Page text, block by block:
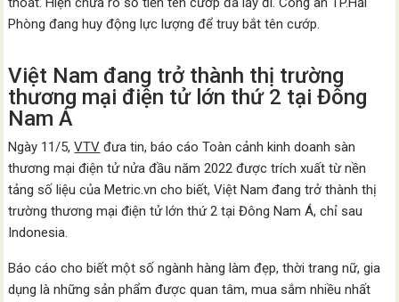
Phòng đang huy động lực lượng để truy bắt tên cướp.
Việt Nam đang trở thành thị trường
thương mại điện tử lớn thứ 2 tại Đông
Nam Á
Ngày 11/5,VTV đưa tin, báo cáo Toàn cảnh kinh doanh sàn
thương mại điện tử nửa đầu năm 2022 được trích xuất từ nền
tảng số liệu của Metric.vn cho biết, Việt Nam đang trở thành thị
trường thương mại điện tử lớn thứ 2 tại Đông Nam Á, chỉ sau
Indonesia.
Báo cáo cho biết một số ngành hàng làm đẹp, thời trang nữ, gia
dụng là những sản phẩm được quan tâm, mua sắm nhiều nhất